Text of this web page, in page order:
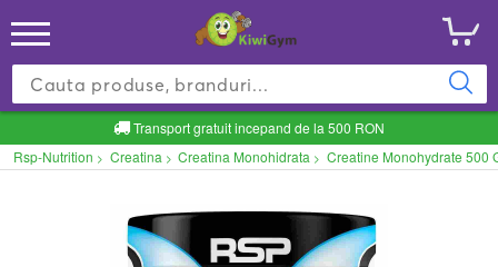
Transport gratuit incepand de la 500 RON
Rsp-Nutrition > Creatina > Creatina Monohidrata > Creatine Monohydrate 500